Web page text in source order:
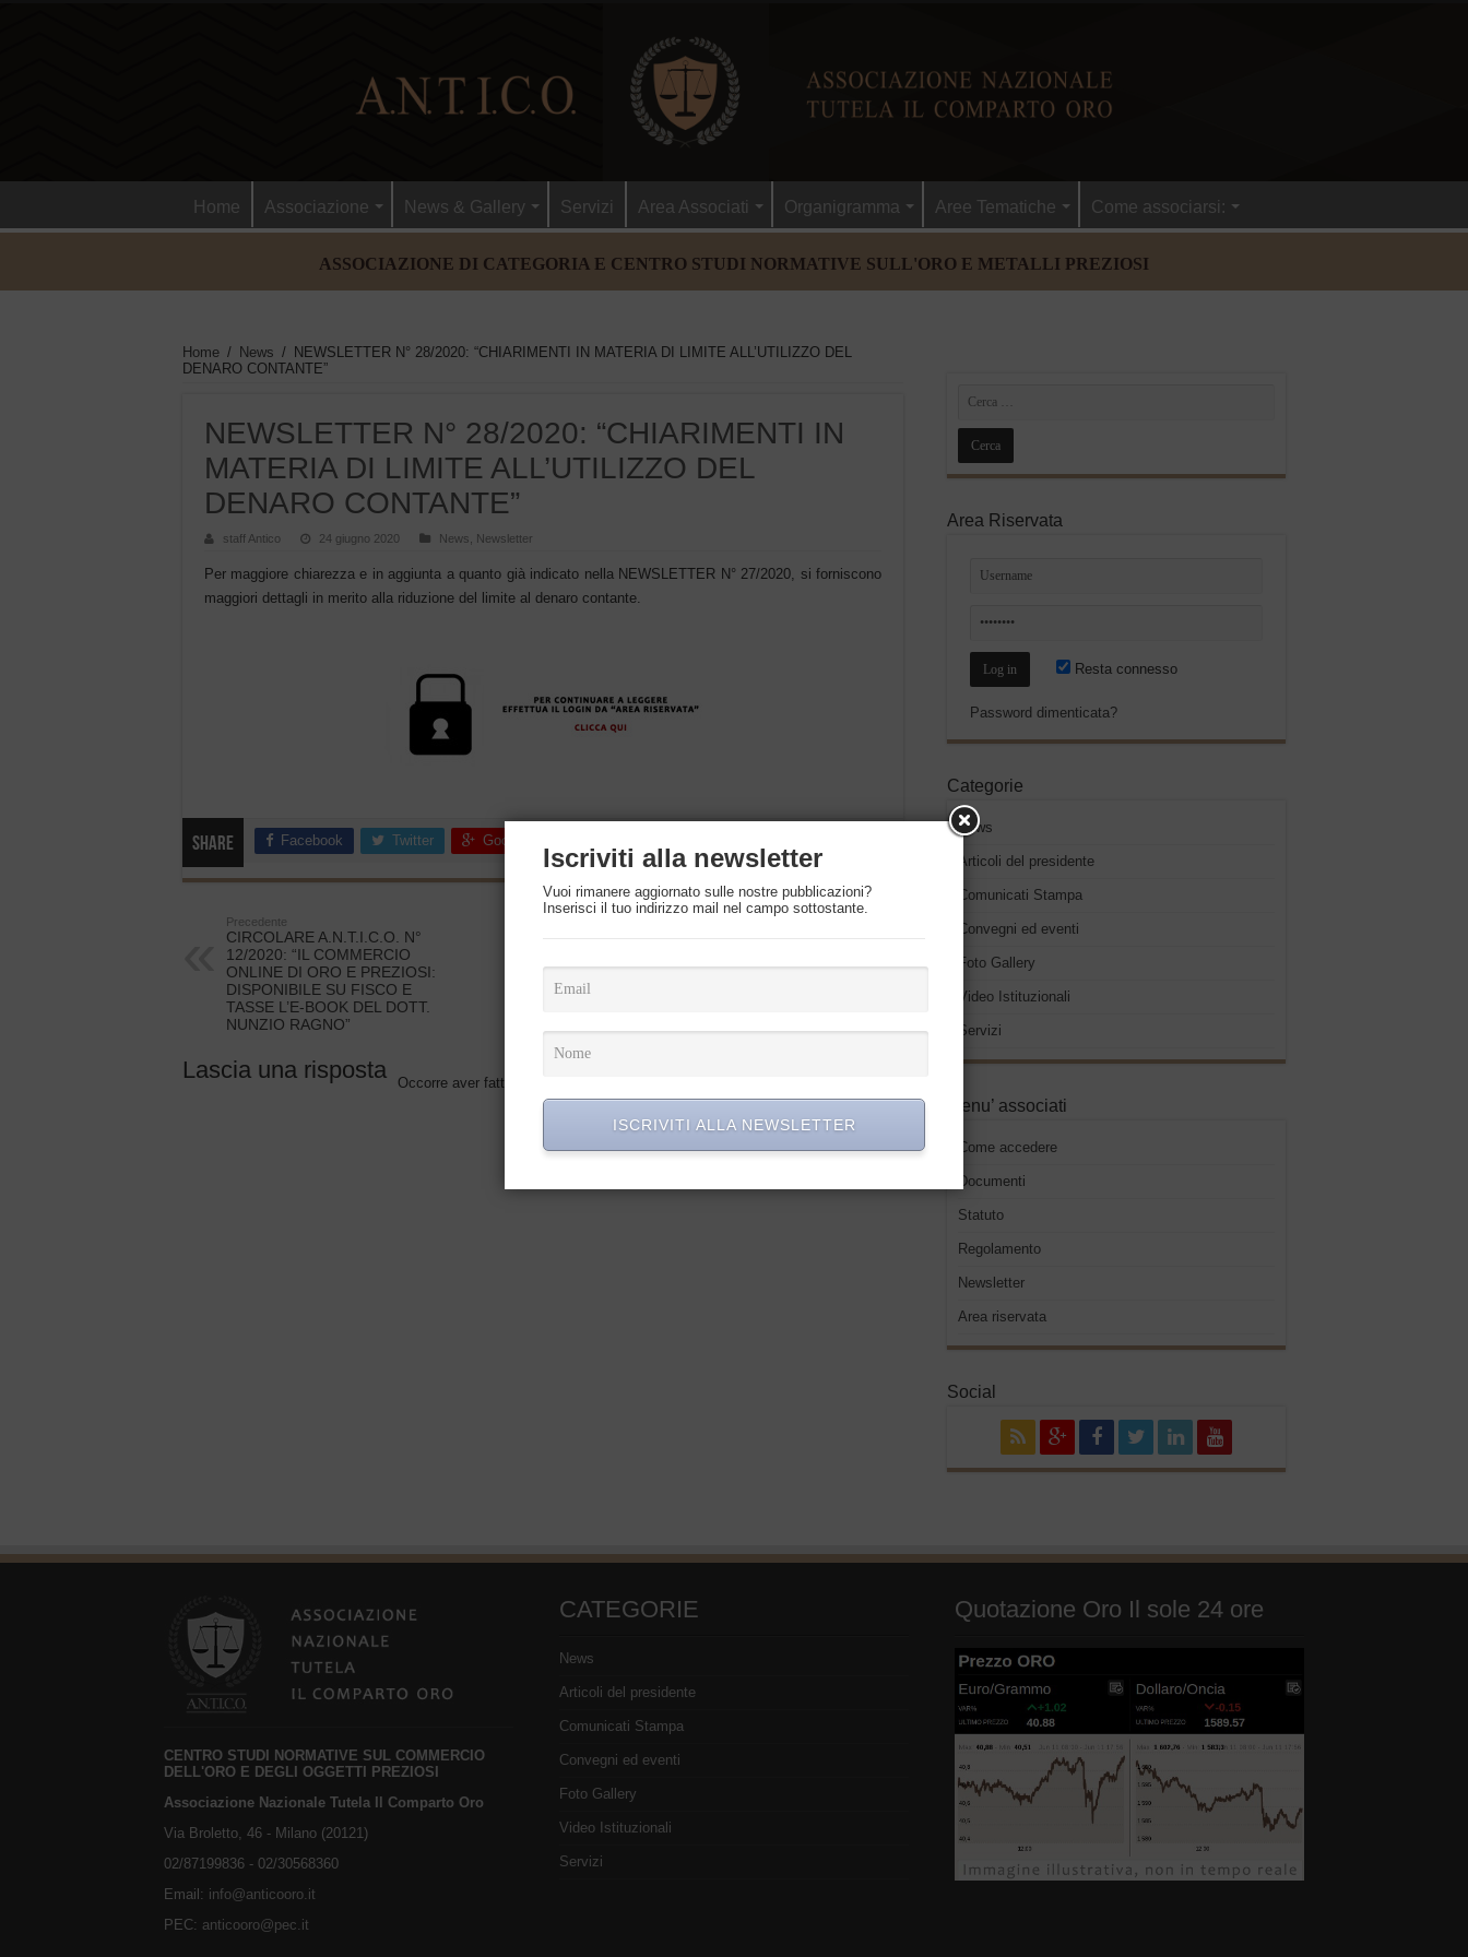
Home Associazione News & Gallery Servizi Area Associati Organigramma Aree Tematiche Come associarsi:
ASSOCIAZIONE DI CATEGORIA E CENTRO STUDI NORMATIVE SULL'ORO E METALLI PREZIOSI
Home / News / NEWSLETTER N° 28/2020: “CHIARIMENTI IN MATERIA DI LIMITE ALL’UTILIZZO DEL
DENARO CONTANTE”
NEWSLETTER N° 28/2020: “CHIARIMENTI IN
MATERIA DI LIMITE ALL’UTILIZZO DEL
DENARO CONTANTE”
staff Antico 24 giugno 2020 News Newsletter
Per maggiore chiarezza e in aggiunta a quanto già indicato nella NEWSLETTER N° 27/2020, si forniscono
maggiori dettagli in merito alla riduzione del limite al denaro contante.
Share Facebook Twitter Google +
Precedente
CIRCOLARE A.N.T.I.C.O. N°
12/2020: “IL COMMERCIO
ONLINE DI ORO E PREZIOSI:
DISPONIBILE SU FISCO E
TASSE L’E-BOOK DEL DOTT.
NUNZIO RAGNO”
SANZIONI PER LE ATTIVITA’
Lascia una risposta Occorre aver fatto il
Area Riservata
Resta connesso
Password dimenticata?
Categorie
News
Articoli del presidente
Comunicati Stampa
Convegni ed eventi
Foto Gallery
Video Istituzionali
Servizi
Menu’ associati
Come accedere
Documenti
Statuto
Regolamento
Newsletter
Area riservata
Social
CENTRO STUDI NORMATIVE SUL COMMERCIO
DELL'ORO E DEGLI OGGETTI PREZIOSI
Associazione Nazionale Tutela Il Comparto Oro
Via Broletto, 46 - Milano (20121)
02/87199836 - 02/30568360
Email: info@anticooro.it
PEC: anticooro@pec.it
CATEGORIE
News
Articoli del presidente
Comunicati Stampa
Convegni ed eventi
Foto Gallery
Video Istituzionali
Servizi
Quotazione Oro Il sole 24 ore
Iscriviti alla newsletter
Vuoi rimanere aggiornato sulle nostre pubblicazioni?
Inserisci il tuo indirizzo mail nel campo sottostante.
ISCRIVITI ALLA NEWSLETTER